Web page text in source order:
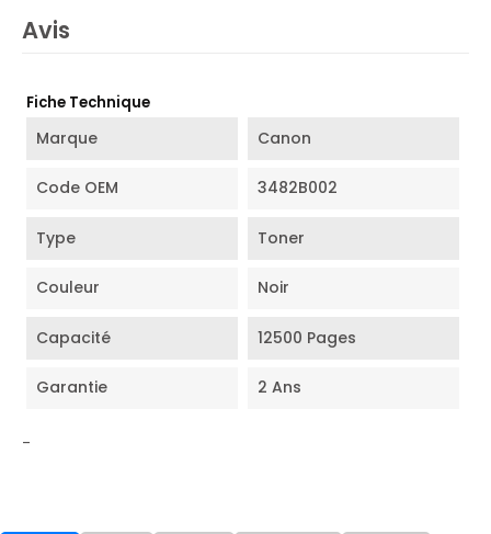
Avis
Fiche Technique
Marque Canon
Code OEM 3482B002
Type Toner
Couleur Noir
Capacité 12500 Pages
Garantie 2 Ans
-